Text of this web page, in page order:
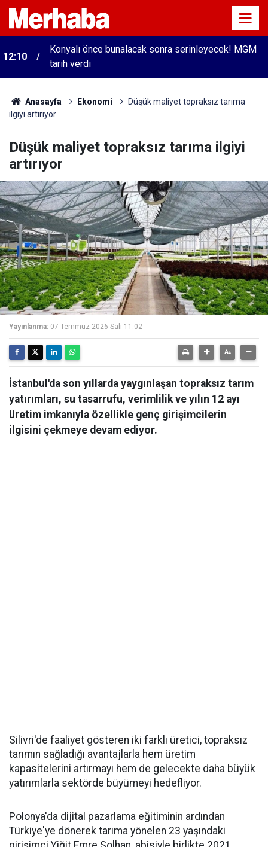
12:10
Konyalı önce bunalacak sonra serinleyecek! MGM
tarih verdi
Anasayfa Ekonomi
Düşük maliyet topraksız tarıma
ilgiyi artırıyor
Düşük maliyet topraksız tarıma ilgiyi
artırıyor
Yayınlanma: 07 Temmuz 2026 Salı 11:02
İstanbul'da son yıllarda yaygınlaşan topraksız tarım
yatırımları, su tasarrufu, verimlilik ve yılın 12 ayı
üretim imkanıyla özellikle genç girişimcilerin
ilgisini çekmeye devam ediyor.
Silivri'de faaliyet gösteren iki farklı üretici, topraksız
tarımın sağladığı avantajlarla hem üretim
kapasitelerini artırmayı hem de gelecekte daha büyük
yatırımlarla sektörde büyümeyi hedefliyor.
Polonya'da dijital pazarlama eğitiminin ardından
Türkiye'ye dönerek tarıma yönelen 23 yaşındaki